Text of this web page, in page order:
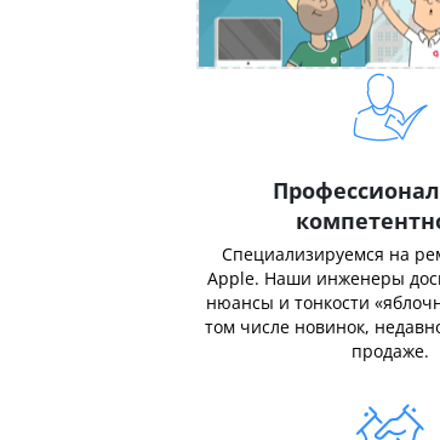
Специализируемся на
Apple. Наши инженеры
нюансы и тонкости
том числе новинок,
продаже.